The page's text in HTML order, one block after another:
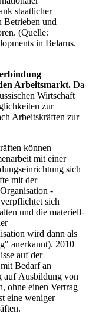
staatlicher
Betrieben und
(Quelle:
in Belarus.
Arbeitsmarkt. Da
Wirtschaft
zur
Arbeitskräften zur
können
mit einer
sich
mit der
-
sich
und die materiell-
wird dann als
anerkannt). 2010
auf der
Bedarf an
auf Ausbildung von
ohne einen Vertrag
eine weniger